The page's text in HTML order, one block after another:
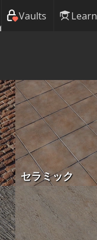
Vaults Learn
セラミック